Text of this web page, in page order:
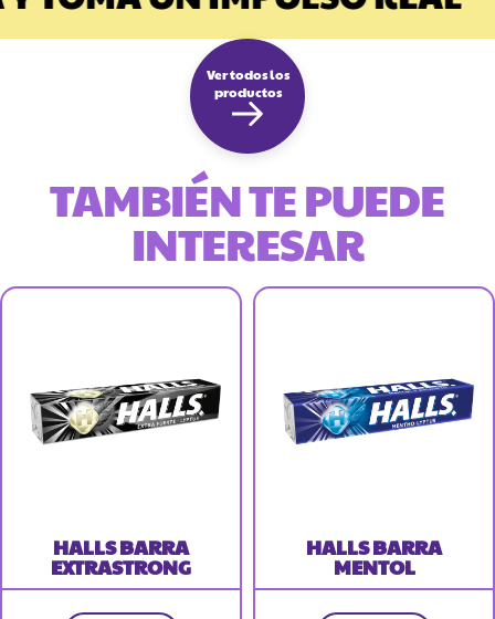
TAMBIÉN TE PUEDE
INTERESAR
Ver todos los
productos
HALLS BARRA
EXTRASTRONG
HALLS BARRA
MENTOL